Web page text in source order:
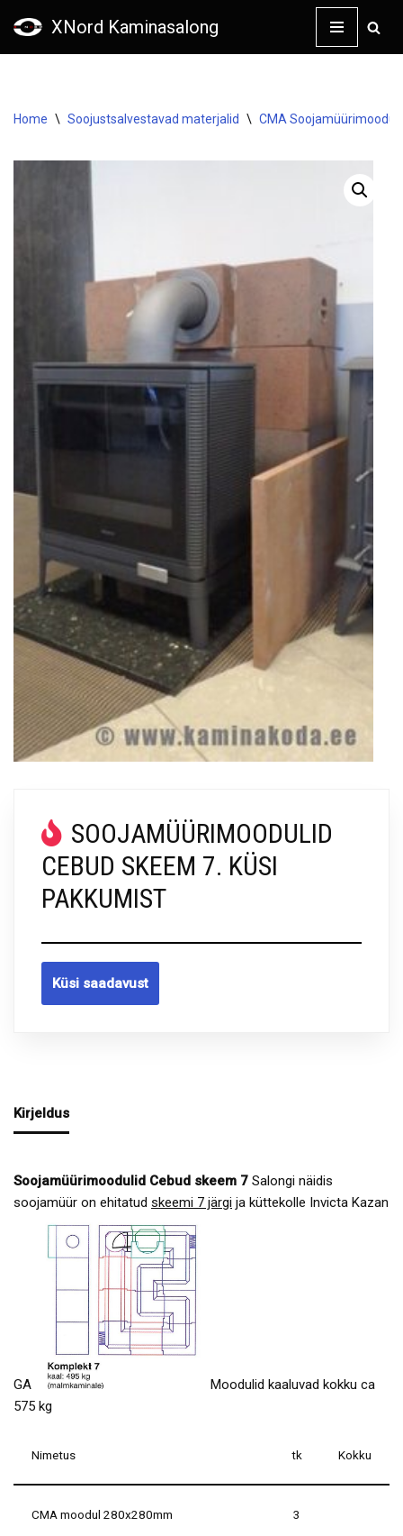
XNord Kaminasalong
Home \ Soojustsalvestavad materjalid \ CMA
SOOJAMÜÜRIMOODULID
CEBUD SKEEM 7. KÜSI
PAKKUMIST
Küsi saadavust
Kirjeldus
Soojamüürimoodulid Cebud skeem 7 Salongi näidis
soojamüür on ehitatud skeemi 7 järgi ja küttekolle Invicta Kazan
GA
Moodulid kaaluvad kokku ca
575 kg
Nimetus tk Kokku
CMA moodul 280x280mm 3